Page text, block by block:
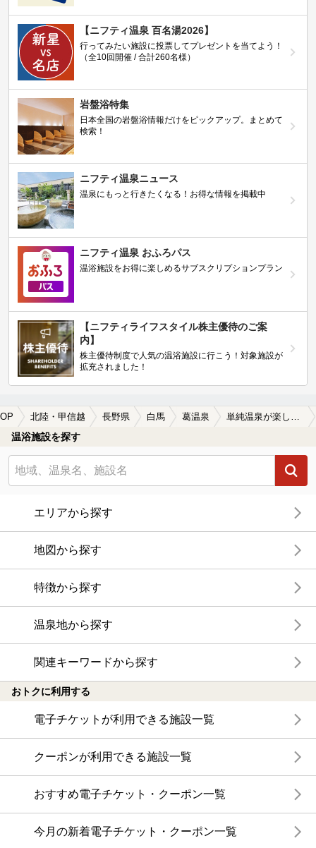
【ニフティ温泉 百名湯2026】
行ってみたい施設に投票してプレゼントを当てよう！
（全10回開催 / 合計260名様）
岩盤浴特集
日本全国の岩盤浴情報だけをピックアップ。まとめて
検索！
ニフティ温泉ニュース
温泉にもっと行きたくなる！お得な情報を掲載中
ニフティ温泉 おふろパス
温浴施設をお得に楽しめるサブスクリプションプラン
【ニフティライフスタイル株主優待のご案
内】
株主優待制度で人気の温浴施設に行こう！対象施設が
拡充されました！
北陸・甲信越 長野県 白馬 葛温泉 単純温泉が楽しめる葛温泉の温泉、日帰り温泉、スーパー銭湯おすすめ
温浴施設を探す
エリアから探す
地図から探す
特徴から探す
温泉地から探す
関連キーワードから探す
おトクに利用する
電子チケットが利用できる施設一覧
クーポンが利用できる施設一覧
おすすめ電子チケット・クーポン一覧
今月の新着電子チケット・クーポン一覧